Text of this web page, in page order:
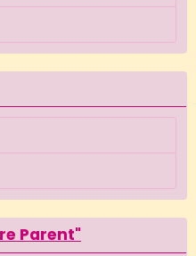
Parent"